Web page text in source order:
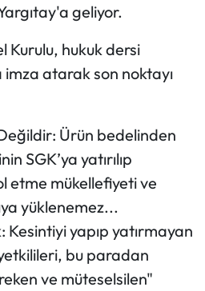
geliyor.
Kurulu, hukuk dersi
atarak son noktayı
Ürün bedelinden
SGK’ya yatırılıp
etme mükellefiyeti ve
yüklenemez...
Kesintiyi yapıp yatırmayan
bu paradan
ve müteselsilen"